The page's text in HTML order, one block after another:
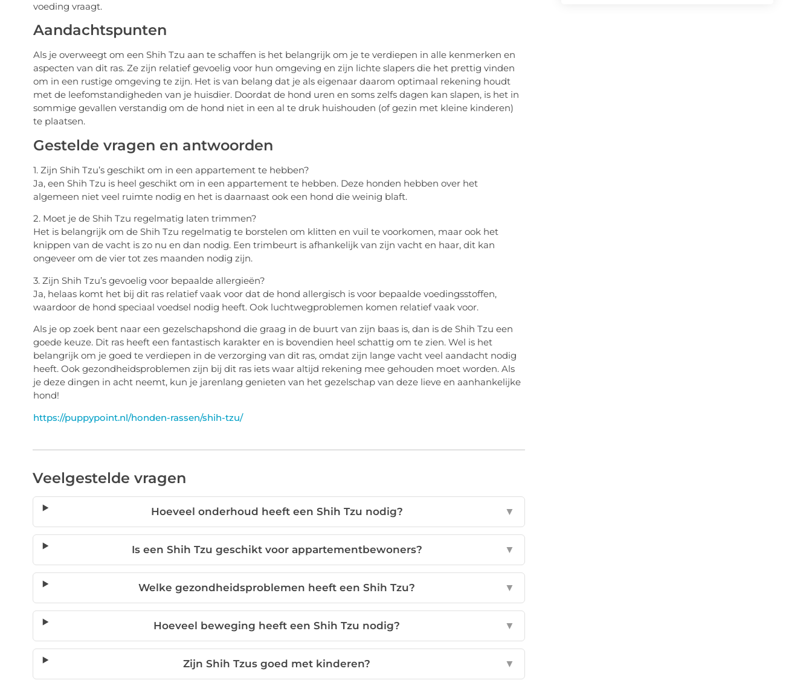
voeding vraagt.
Aandachtspunten
Als je overweegt om een Shih Tzu aan te schaffen is het belangrijk om je te verdiepen in alle kenmerken en
aspecten van dit ras. Ze zijn relatief gevoelig voor hun omgeving en zijn lichte slapers die het prettig vinden
om in een rustige omgeving te zijn. Het is van belang dat je als eigenaar daarom optimaal rekening houdt
met de leefomstandigheden van je huisdier. Doordat de hond uren en soms zelfs dagen kan slapen, is het in
sommige gevallen verstandig om de hond niet in een al te druk huishouden (of gezin met kleine kinderen)
te plaatsen.
Gestelde vragen en antwoorden
1. Zijn Shih Tzu’s geschikt om in een appartement te hebben?
Ja, een Shih Tzu is heel geschikt om in een appartement te hebben. Deze honden hebben over het
algemeen niet veel ruimte nodig en het is daarnaast ook een hond die weinig blaft.
2. Moet je de Shih Tzu regelmatig laten trimmen?
Het is belangrijk om de Shih Tzu regelmatig te borstelen om klitten en vuil te voorkomen, maar ook het
knippen van de vacht is zo nu en dan nodig. Een trimbeurt is afhankelijk van zijn vacht en haar, dit kan
ongeveer om de vier tot zes maanden nodig zijn.
3. Zijn Shih Tzu’s gevoelig voor bepaalde allergieën?
Ja, helaas komt het bij dit ras relatief vaak voor dat de hond allergisch is voor bepaalde voedingsstoffen,
waardoor de hond speciaal voedsel nodig heeft. Ook luchtwegproblemen komen relatief vaak voor.
Als je op zoek bent naar een gezelschapshond die graag in de buurt van zijn baas is, dan is de Shih Tzu een
goede keuze. Dit ras heeft een fantastisch karakter en is bovendien heel schattig om te zien. Wel is het
belangrijk om je goed te verdiepen in de verzorging van dit ras, omdat zijn lange vacht veel aandacht nodig
heeft. Ook gezondheidsproblemen zijn bij dit ras iets waar altijd rekening mee gehouden moet worden. Als
je deze dingen in acht neemt, kun je jarenlang genieten van het gezelschap van deze lieve en aanhankelijke
hond!
https://puppypoint.nl/honden-rassen/shih-tzu/
Veelgestelde vragen
Hoeveel onderhoud heeft een Shih Tzu nodig? ▼
Is een Shih Tzu geschikt voor appartementbewoners? ▼
Welke gezondheidsproblemen heeft een Shih Tzu? ▼
Hoeveel beweging heeft een Shih Tzu nodig? ▼
Zijn Shih Tzus goed met kinderen? ▼